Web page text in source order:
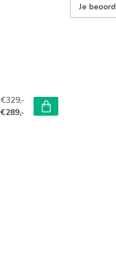
- Navy Blue YS 7876 Matt
Je
€329,-
€289,-